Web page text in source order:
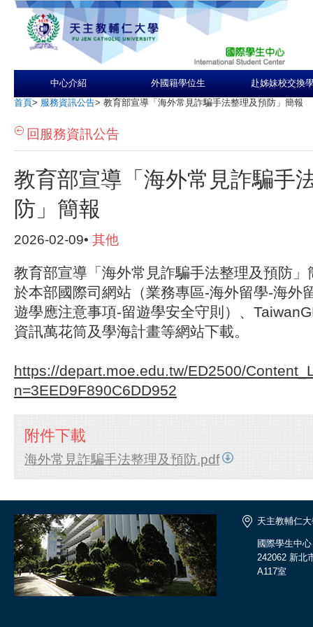
中心介紹 外國籍學位生 赴姊妹校交換
首頁> 服務資訊公告> 教育部宣導「海外常見詐騙手法整理及預防」簡報
回服務資訊公告
教育部宣導「海外常見詐騙手
防」簡報
2026-02-09• 其他
教育部宣導「海外常見詐騙手法整理及預防」
於本部國際司網站（業務專區-海外留學-海外
遊學應注意事項-留遊學安全守則）、
資訊萬花筒及學海計畫等網站下載。
https://depart.moe.edu.tw/ED2500/
n=3EED9F890C6DD952
附件下載
海外常見詐騙手法整理及預防.pdf
天主教輔仁
國際學生中心
242062 新北
A117室